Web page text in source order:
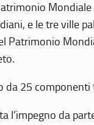
e le tre ville
Patrimonio
25
l’impegno da